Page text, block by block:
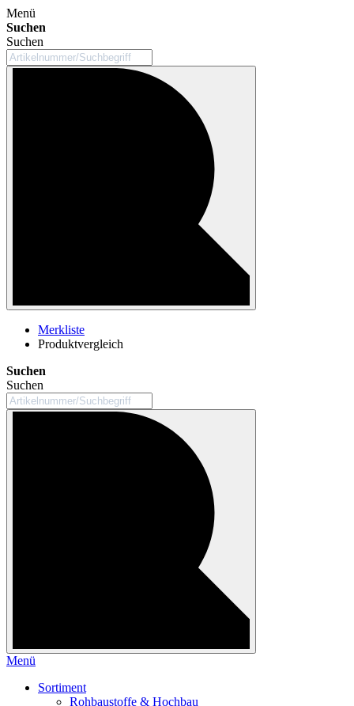
Menü
Suchen
Suchen
Merkliste
Produktvergleich
Suchen
Suchen
Menü
Sortiment
Rohbaustoffe & Hochbau